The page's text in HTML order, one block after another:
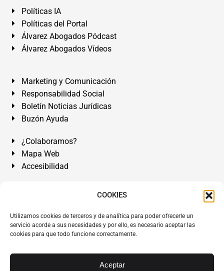
COOKIES
Utilizamos cookies de terceros y de analítica para poder ofrecerle un
servicio acorde a sus necesidades y por ello, es necesario aceptar las
cookies para que todo funcione correctamente.
Aceptar
Políticas IA
Políticas del Portal
Álvarez Abogados Pódcast
Álvarez Abogados Vídeos
Marketing y Comunicación
Responsabilidad Social
Boletín Noticias Jurídicas
Buzón Ayuda
¿Colaboramos?
Mapa Web
Accesibilidad
Álvarez Abogados Tenerife:Calle Teobaldo Power Nº 7,
de Tenerife. Islas Canarias.
Somos Abogados especialistas del Derecho desde 1954.
Tenerife Sur .Mejores Abogados Tenerife